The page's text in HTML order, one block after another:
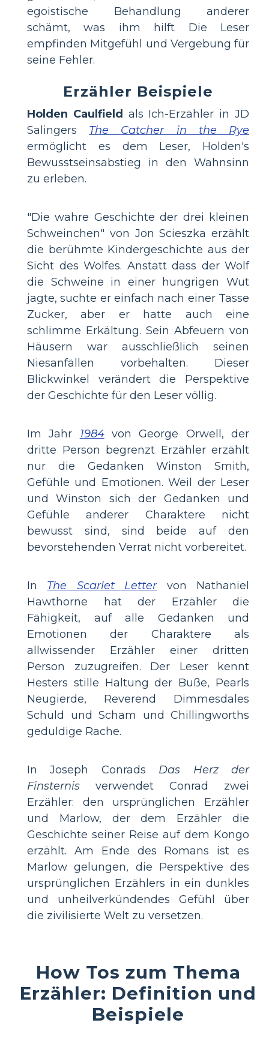
egoistische Behandlung anderer
schämt, was ihm hilft Die Leser
empfinden Mitgefühl und Vergebung für
seine Fehler.
Erzähler Beispiele
Holden Caulfield als Ich-Erzähler in JD
Salingers The Catcher in the Rye
ermöglicht es dem Leser, Holden's
Bewusstseinsabstieg in den Wahnsinn
zu erleben.
"Die wahre Geschichte der drei kleinen
Schweinchen" von Jon Scieszka erzählt
die berühmte Kindergeschichte aus der
Sicht des Wolfes. Anstatt dass der Wolf
die Schweine in einer hungrigen Wut
jagte, suchte er einfach nach einer Tasse
Zucker, aber er hatte auch eine
schlimme Erkältung. Sein Abfeuern von
Häusern war ausschließlich seinen
Niesanfällen vorbehalten. Dieser
Blickwinkel verändert die Perspektive
der Geschichte für den Leser völlig.
Im Jahr 1984von George Orwell, der
dritte Person begrenzt Erzähler erzählt
nur die Gedanken Winston Smith,
Gefühle und Emotionen. Weil der Leser
und Winston sich der Gedanken und
Gefühle anderer Charaktere nicht
bewusst sind, sind beide auf den
bevorstehenden Verrat nicht vorbereitet.
In The Scarlet Lettervon Nathaniel
Hawthorne hat der Erzähler die
Fähigkeit, auf alle Gedanken und
Emotionen der Charaktere als
allwissender Erzähler einer dritten
Person zuzugreifen. Der Leser kennt
Hesters stille Haltung der Buße, Pearls
Neugierde, Reverend Dimmesdales
Schuld und Scham und Chillingworths
geduldige Rache.
In Joseph Conrads Das Herz der
Finsternis verwendet Conrad zwei
Erzähler: den ursprünglichen Erzähler
und Marlow, der dem Erzähler die
Geschichte seiner Reise auf dem Kongo
erzählt. Am Ende des Romans ist es
Marlow gelungen, die Perspektive des
ursprünglichen Erzählers in ein dunkles
und unheilverkündendes Gefühl über
die zivilisierte Welt zu versetzen.
How Tos zum Thema
Erzähler: Definition und
Beispiele